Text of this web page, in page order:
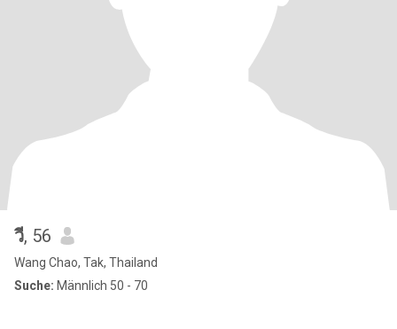
วี, 56
Wang Chao, Tak, Thailand
Suche: Männlich 50 - 70